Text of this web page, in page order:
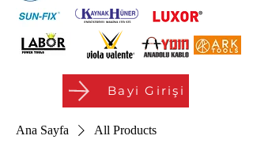
Bayi Girişi
Ana Sayfa All Products